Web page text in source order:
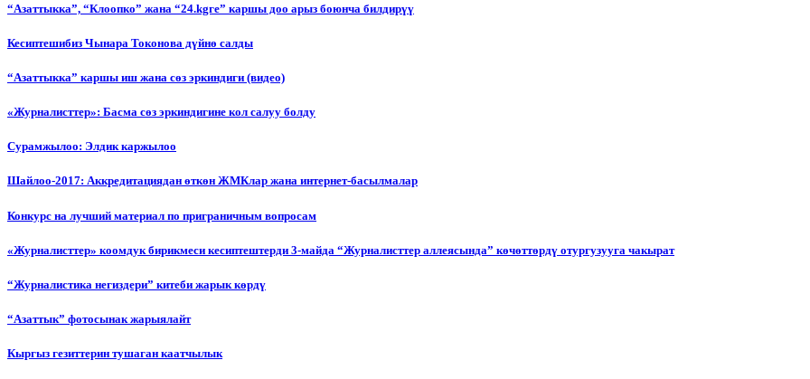
“Азаттыкка”, “Клоопко” жана “24.kgге” каршы доо арыз боюнча билдирүү
Кесиптешибиз Чынара Токонова дүйнө салды
“Азаттыкка” каршы иш жана сөз эркиндиги (видео)
«Журналисттер»: Басма сөз эркиндигине кол салуу болду
Сурамжылоо: Элдик каржылоо
Шайлоо-2017: Аккредитациядан өткөн ЖМКлар жана интернет-басылмалар
Конкурс на лучший материал по приграничным вопросам
«Журналисттер» коомдук бирикмеси кесиптештерди 3-майда “Журналисттер аллеясында” көчөттөрдү отургузууга чакырат
“Журналистика негиздери” китеби жарык көрдү
“Азаттык” фотосынак жарыялайт
Кыргыз гезиттерин тушаган каатчылык